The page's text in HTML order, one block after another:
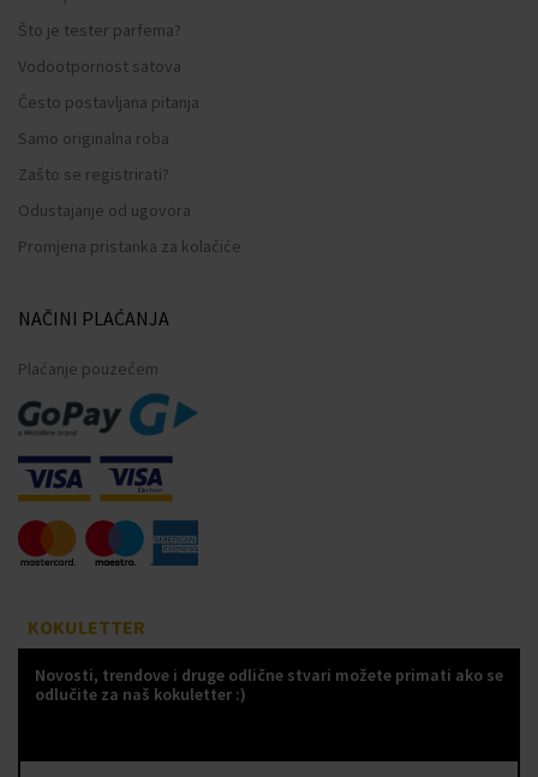
Što je tester parfema?
Vodootpornost satova
Često postavljana pitanja
Samo originalna roba
Zašto se registrirati?
Odustajanje od ugovora
Promjena pristanka za kolačiće
NAČINI PLAĆANJA
Plaćanje pouzećem
KOKULETTER
Novosti, trendove i druge odlične stvari možete primati ako se
odlučite za naš kokuletter :)